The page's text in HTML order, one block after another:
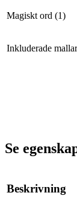
Magiskt ord (1)
Inkluderade
Se
Beskrivning